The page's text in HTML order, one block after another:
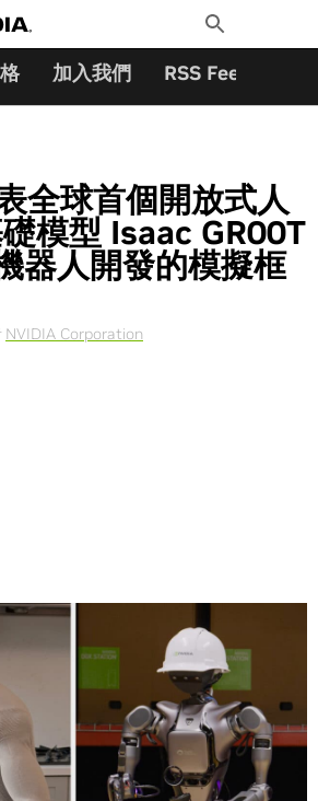
Toggle
Search
加入我們 RSS Feeds
全球首個開放式人
模型 Isaac GR00T
器人開發的模擬框
NVIDIA Corporation